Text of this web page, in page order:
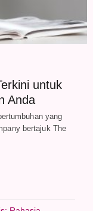
untuk
Anda
yang
bertajuk The